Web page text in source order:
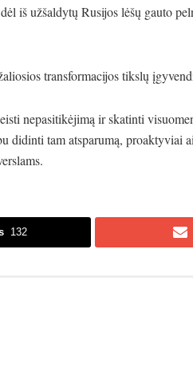
iš užšaldytų Rusijos lėšų gauto
transformacijos tikslų
nepasitikėjimą ir skatinti
didinti tam atsparumą, proaktyviai
132